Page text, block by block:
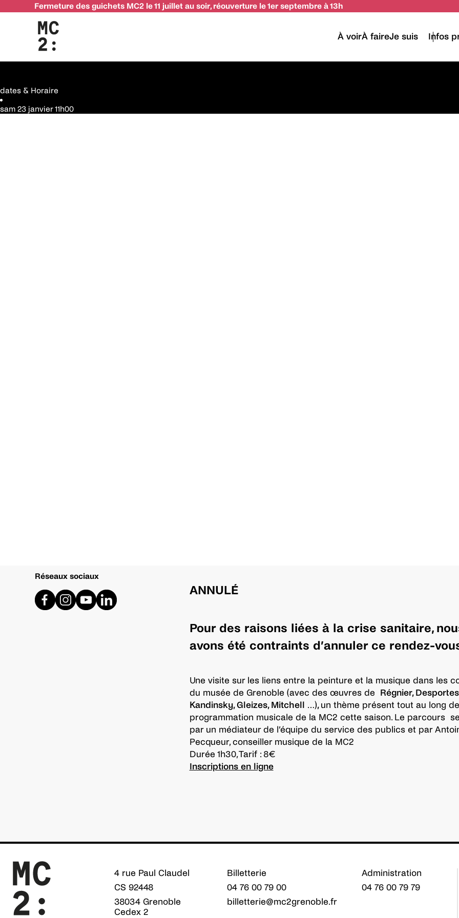
Fermeture des guichets MC2 le 11 juillet au soir, réouverture le 1er septembre à 13h
À voirÀ faireJe suis Infos
Visite « Entre peinture et musique » – ANNULÉ
infos pratiques
dates & Horaire
sam 23 janvier11h00
Réseaux sociaux
ANNULÉ
Pour des raisons liées à la crise sanitaire,
avons été contraints d’annuler ce rendez-
Une visite sur les liens entre la peinture et la musique dans les
du musée de Grenoble (avec des œuvres de Régnier,
Kandinsky, Gleizes, Mitchell …), un thème présent tout au long
programmation musicale de la MC2 cette saison. Le parcours
par un médiateur de l’équipe du service des publics et par
Pecqueur, conseiller musique de la MC2
Durée 1h30, Tarif : 8€
Inscriptions en ligne
4 rue Paul Claudel
CS 92448
38034 Grenoble
Cedex 2
Billetterie
04 76 00 79 00
billetterie@mc2grenoble.fr
Administration
04 76 00 79 79